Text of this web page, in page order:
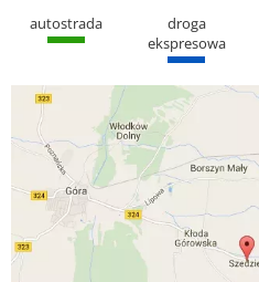
autostrada
droga
ekspresowa